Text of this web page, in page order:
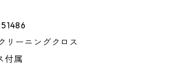
リーニングクロス
付属